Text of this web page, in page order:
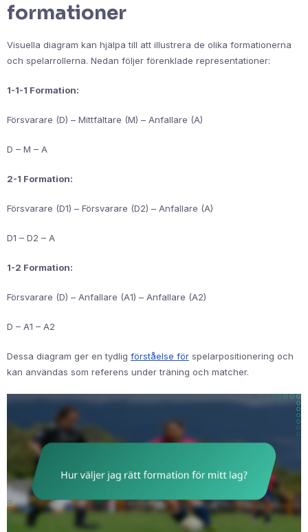
formationer
Visuella diagram kan hjälpa till att illustrera de olika formationerna
och spelarrollerna. Nedan följer förenklade representationer:
1-1-1 Formation:
Försvarare (D) – Mittfältare (M) – Anfallare (A)
D – M – A
2-1 Formation:
Försvarare (D1) – Försvarare (D2) – Anfallare (A)
D1 – D2 – A
1-2 Formation:
Försvarare (D) – Anfallare (A1) – Anfallare (A2)
D – A1 – A2
Dessa diagram ger en tydlig förståelse för spelarpositionering och
kan användas som referens under träning och matcher.